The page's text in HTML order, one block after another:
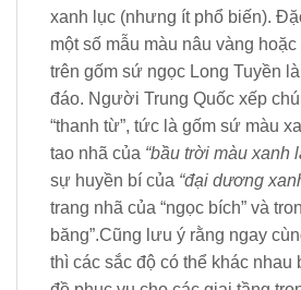
xanh lục (nhưng ít phổ biến).
một số mẫu màu nâu vàng
trên gốm sứ ngọc Long Tuyền
đáo. Người Trung Quốc xếp
“thanh từ”, tức là gốm sứ màu
tao nhã của “bầu trời màu xanh
sự huyền bí của “đại dương
trang nhã của “ngọc bích” và
băng”.Cũng lưu ý rằng ngay
thì các sắc độ có thể khác nhau